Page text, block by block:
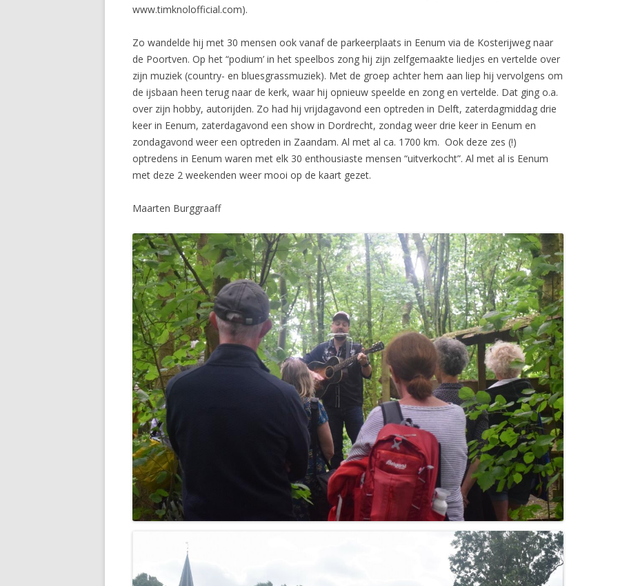
www.timknolofficial.com).
Zo wandelde hij met 30 mensen ook vanaf de parkeerplaats in Eenum via de Kosterijweg naar
de Poortven. Op het “podium’ in het speelbos zong hij zijn zelfgemaakte liedjes en vertelde over
zijn muziek (country- en bluesgrassmuziek). Met de groep achter hem aan liep hij vervolgens om
de ijsbaan heen terug naar de kerk, waar hij opnieuw speelde en zong en vertelde. Dat ging o.a.
over zijn hobby, autorijden. Zo had hij vrijdagavond een optreden in Delft, zaterdagmiddag drie
keer in Eenum, zaterdagavond een show in Dordrecht, zondag weer drie keer in Eenum en
zondagavond weer een optreden in Zaandam. Al met al ca. 1700 km. Ook deze zes (!)
optredens in Eenum waren met elk 30 enthousiaste mensen “uitverkocht”. Al met al is Eenum
met deze 2 weekenden weer mooi op de kaart gezet.
Maarten Burggraaff